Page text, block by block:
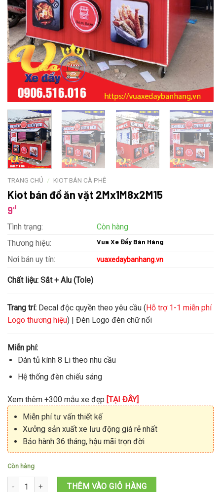
TRANG CHỦ / KIOT BÁN CÀ PHÊ
Kiot bán đồ ăn vặt 2Mx1M8x2M15
9₫
Tình trạng:
Còn hàng
Thương hiệu:
Vua Xe Đẩy Bán Hàng
Nơi bán uy tín: vuaxedaybanhang.vn
Chất liệu: Sắt + Alu (Tole)
Trang trí: Decal độc quyền theo yêu cầu (Hỗ trợ 1-1 miễn phí
Logo thương hiệu) | Đèn Logo đèn chữ nổi
Miễn phí:
Dán tủ kính 8 Li theo nhu cầu
Hệ thống đèn chiếu sáng
Xem thêm +300 mẫu xe đẹp [TẠI ĐÂY]
Miễn phí tư vấn thiết kế
Xưởng sản xuất xe lưu động giá rẻ nhất
Bảo hành 36 tháng, hậu mãi trọn đời
Còn hàng
Kiot bán đồ ăn vặt 2Mx1M8x2M15 số lượng
THÊM VÀO GIỎ HÀNG